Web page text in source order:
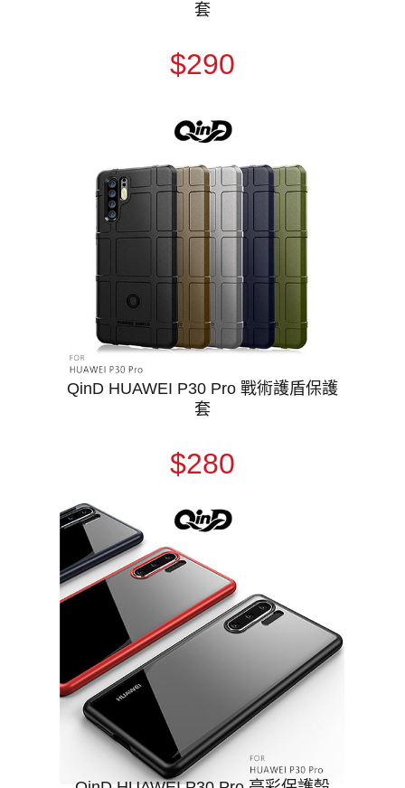
套
$290
QinD HUAWEI P30 Pro 戰術護盾保護
套
$280